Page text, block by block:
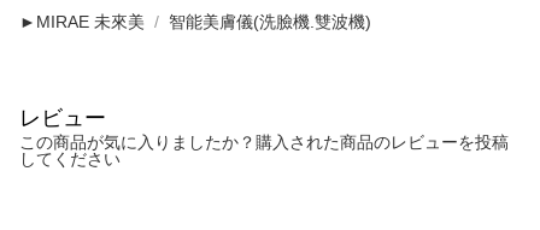
►MIRAE 未來美 智能美膚儀(洗臉機.雙波機)
レビュー
この商品が気に入りましたか？購入された商品のレビューを投稿
してください